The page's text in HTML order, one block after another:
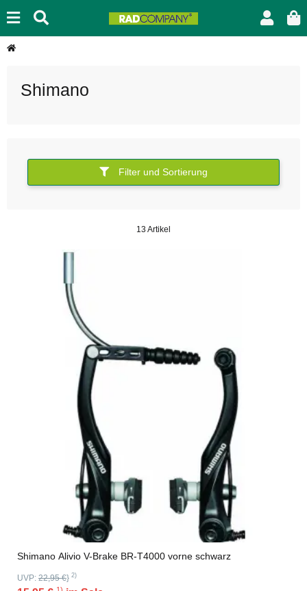
Shimano
Filter und Sortierung
13 Artikel
Shimano Alivio V-Brake BR-T4000 vorne schwarz
UVP: 22,95 €} 2)